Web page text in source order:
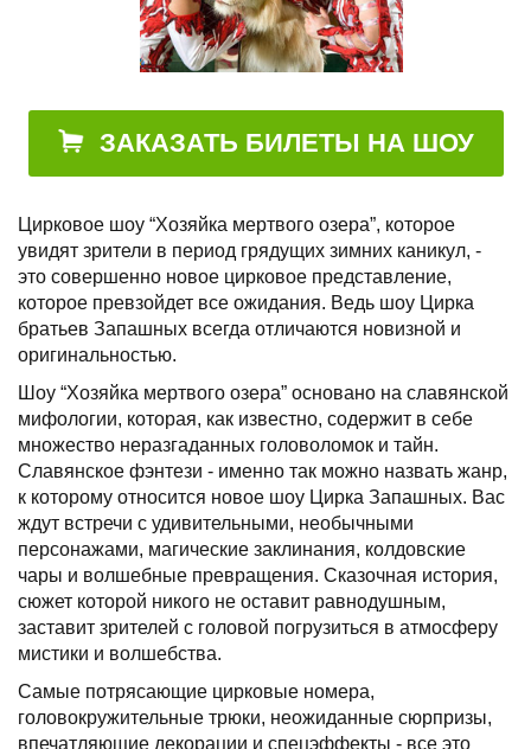
ЗАКАЗАТЬ БИЛЕТЫ НА ШОУ
Цирковое шоу “Хозяйка мертвого озера”, которое
увидят зрители в период грядущих зимних каникул, -
это совершенно новое цирковое представление,
которое превзойдет все ожидания. Ведь шоу Цирка
братьев Запашных всегда отличаются новизной и
оригинальностью.
Шоу “Хозяйка мертвого озера” основано на славянской
мифологии, которая, как известно, содержит в себе
множество неразгаданных головоломок и тайн.
Славянское фэнтези - именно так можно назвать жанр,
к которому относится новое шоу Цирка Запашных. Вас
ждут встречи с удивительными, необычными
персонажами, магические заклинания, колдовские
чары и волшебные превращения. Сказочная история,
сюжет которой никого не оставит равнодушным,
заставит зрителей с головой погрузиться в атмосферу
мистики и волшебства.
Самые потрясающие цирковые номера,
головокружительные трюки, неожиданные сюрпризы,
впечатляющие декорации и спецэффекты - все это